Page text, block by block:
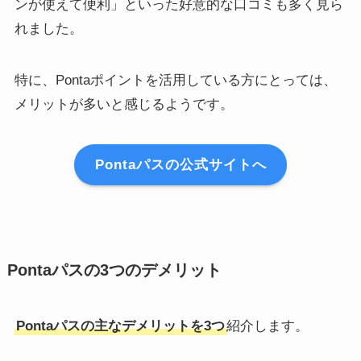
ンが使えて便利」といった好意的な口コミも多く見ら
れました。
特に、Pontaポイントを活用している方にとっては、
メリットが多いと感じるようです。
Pontaパスの公式サイトへ
Pontaパスの3つのデメリット
Pontaパスの主なデメリットを3つ紹介します。